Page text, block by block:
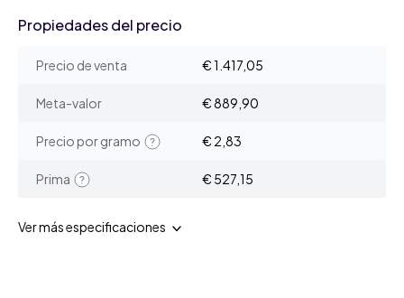
Propiedades del precio
Precio de venta € 1.417,05
Meta-valor € 889,90
Precio por gramo € 2,83
Prima € 527,15
Ver más especificaciones